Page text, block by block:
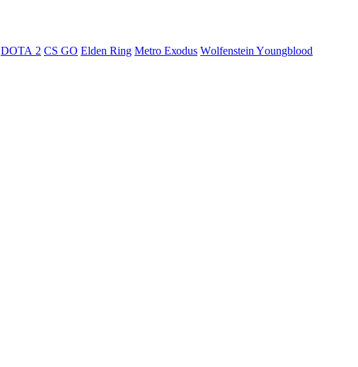
DОТА 2 СS GО Elden Ring Меtrо Ехоdus Wоlfеnstеin Yоungblооd